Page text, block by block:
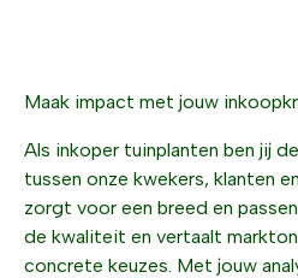
Maak impact met jouw
Als inkoper tuinplanten ben jij
tussen onze kwekers, klanten
zorgt voor een breed en
de kwaliteit en vertaalt
concrete keuzes. Met jouw